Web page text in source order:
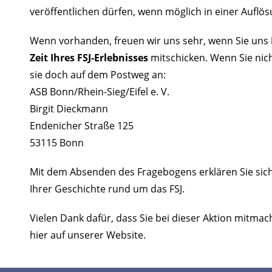
veröffentlichen dürfen, wenn möglich in einer
Wenn vorhanden, freuen wir uns sehr, wenn Sie uns
Zeit Ihres FSJ-Erlebnisses mitschicken. Wenn Sie
sie doch auf dem Postweg an:
ASB Bonn/Rhein-Sieg/Eifel e. V.
Birgit Dieckmann
Endenicher Straße 125
53115 Bonn
Mit dem Absenden des Fragebogens erklären Sie
Ihrer Geschichte rund um das FSJ.
Vielen Dank dafür, dass Sie bei dieser Aktion
hier auf unserer Website.